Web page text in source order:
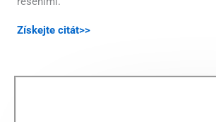
Získejte citát>>